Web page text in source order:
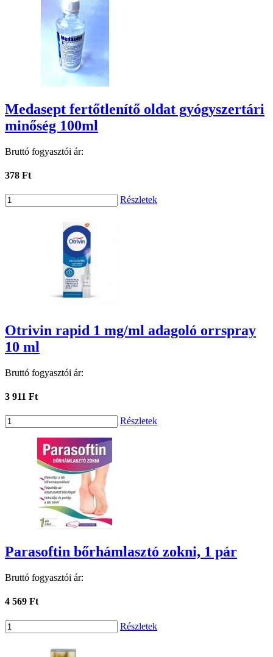
Medasept fertőtlenítő oldat gyógyszertári
minőség 100ml
Bruttó fogyasztói ár:
378 Ft
Részletek
Otrivin rapid 1 mg/ml adagoló orrspray
10 ml
Bruttó fogyasztói ár:
3 911 Ft
Részletek
Parasoftin bőrhámlasztó zokni, 1 pár
Bruttó fogyasztói ár:
4 569 Ft
Részletek